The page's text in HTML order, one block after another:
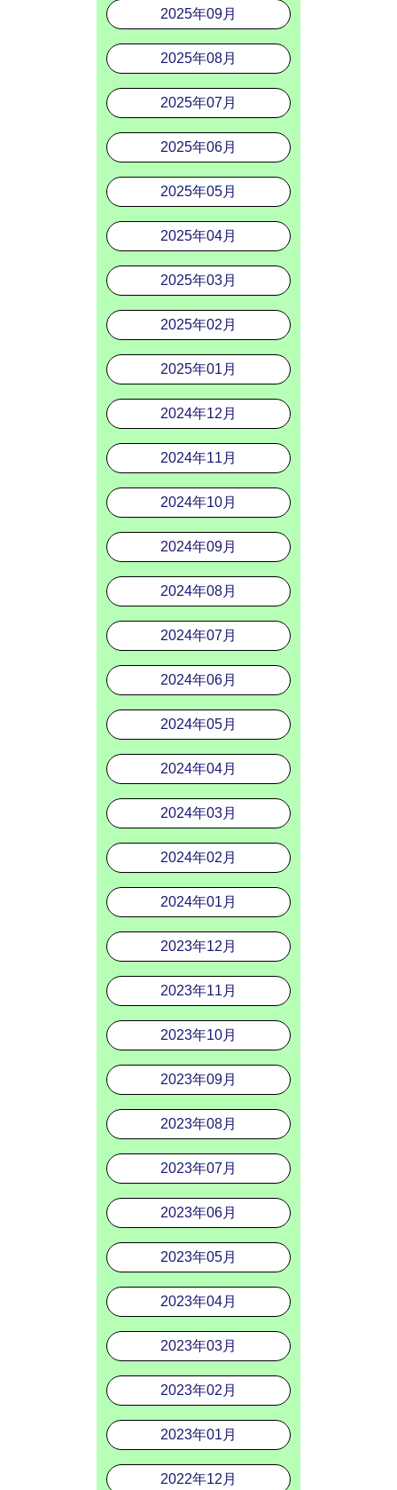
2025年09月
2025年08月
2025年07月
2025年06月
2025年05月
2025年04月
2025年03月
2025年02月
2025年01月
2024年12月
2024年11月
2024年10月
2024年09月
2024年08月
2024年07月
2024年06月
2024年05月
2024年04月
2024年03月
2024年02月
2024年01月
2023年12月
2023年11月
2023年10月
2023年09月
2023年08月
2023年07月
2023年06月
2023年05月
2023年04月
2023年03月
2023年02月
2023年01月
2022年12月